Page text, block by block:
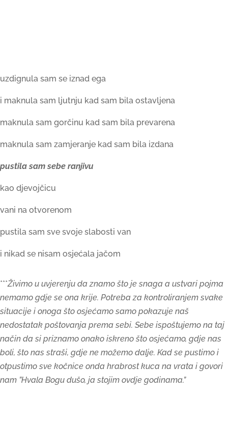
uzdignula sam se iznad ega
i maknula sam ljutnju kad sam bila ostavljena
maknula sam gorčinu kad sam bila prevarena
maknula sam zamjeranje kad sam bila izdana
pustila sam sebe ranjivu
kao djevojčicu
vani na otvorenom
pustila sam sve svoje slabosti van
i nikad se nisam osjećala jačom
***Živimo u uvjerenju da znamo što je snaga a ustvari pojma
nemamo gdje se ona krije. Potreba za kontroliranjem svake
situacije i onoga što osjećamo samo pokazuje naš
nedostatak poštovanja prema sebi. Sebe ispoštujemo na taj
način da si priznamo onako iskreno što osjećamo, gdje nas
boli, što nas straši, gdje ne možemo dalje. Kad se pustimo i
otpustimo sve kočnice onda hrabrost kuca na vrata i govori
nam ”Hvala Bogu dušo, ja stojim ovdje godinama.”